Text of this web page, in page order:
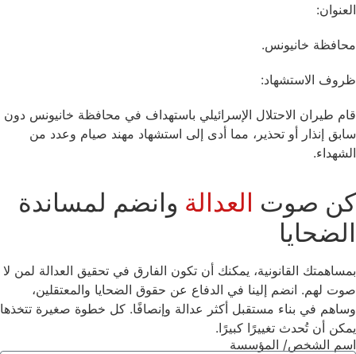
العنوان:
محافظة خانيونس.
ظروف الاستشهاد:
قام طيران الاحتلال الإسرائيلي باستهداف في محافظة خانيونس دون
سابق إنذار أو تحذير، مما أدى إلى استشهاد مهند صيام وعدد من
الشهداء.
كن صوت العدالة وانضم لمساندة
الضحايا
بمساهمتك القانونية، يمكنك أن تكون الفارق في تحقيق العدالة لمن لا
صوت لهم. انضم إلينا في الدفاع عن حقوق الضحايا والمعتقلين،
وساهم في بناء مستقبل أكثر عدالة وإنصافًا. كل خطوة صغيرة تتخذها
يمكن أن تُحدث تغييرًا كبيرًا.
اسم الشخص/ المؤسسة